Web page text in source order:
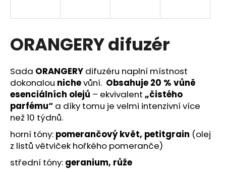
ORANGERY difuzér
Sada ORANGERY difuzéru naplní místnost
dokonalou nichevůní. Obsahuje 20 % vůně
esenciálních olejů – ekvivalent „čistého
parfému“ a díky tomu je velmi intenzivní více
než 10 týdnů.
horní tóny: pomerančový květ, petitgrain (olej
z listů větviček hořkého pomeranče)
střední tóny: geranium, růže
í
t
?
D